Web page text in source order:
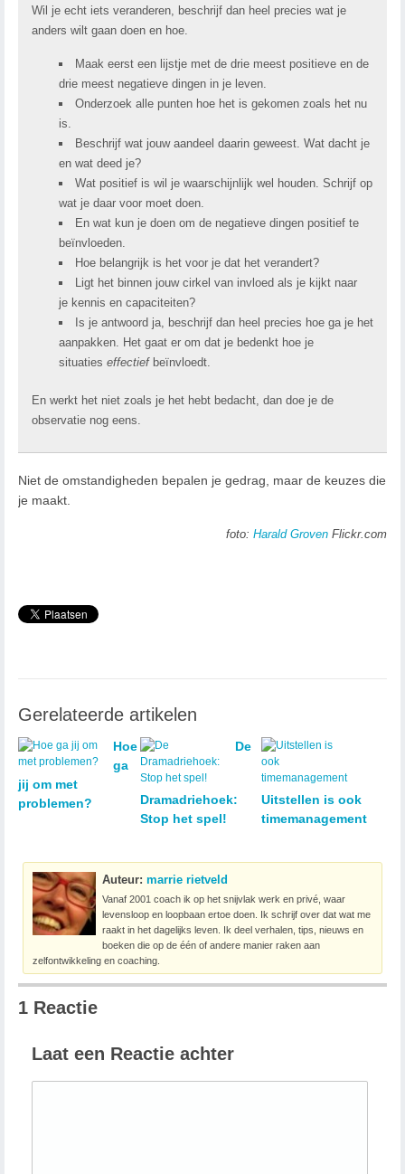
Wil je echt iets veranderen, beschrijf dan heel precies wat je
anders wilt gaan doen en hoe.
Maak eerst een lijstje met de drie meest positieve en de
drie meest negatieve dingen in je leven.
Onderzoek alle punten hoe het is gekomen zoals het nu
is.
Beschrijf wat jouw aandeel daarin geweest. Wat dacht je
en wat deed je?
Wat positief is wil je waarschijnlijk wel houden. Schrijf op
wat je daar voor moet doen.
En wat kun je doen om de negatieve dingen positief te
beïnvloeden.
Hoe belangrijk is het voor je dat het verandert?
Ligt het binnen jouw cirkel van invloed als je kijkt naar
je kennis en capaciteiten?
Is je antwoord ja, beschrijf dan heel precies hoe ga je het
aanpakken. Het gaat er om dat je bedenkt hoe je
situaties effectiefbeïnvloedt.
En werkt het niet zoals je het hebt bedacht, dan doe je de
observatie nog eens.
Niet de omstandigheden bepalen je gedrag, maar de keuzes die
je maakt.
foto: Harald Groven Flickr.com
Gerelateerde artikelen
Hoe
ga
jij om met
problemen?
De
Dramadriehoek:
Stop het spel!
Uitstellen is ook
timemanagement
Auteur: marrie rietveld
Vanaf 2001 coach ik op het snijvlak werk en privé, waar
levensloop en loopbaan ertoe doen. Ik schrijf over dat wat me
raakt in het dagelijks leven. Ik deel verhalen, tips, nieuws en
boeken die op de één of andere manier raken aan
zelfontwikkeling en coaching.
1 Reactie
Laat een Reactie achter